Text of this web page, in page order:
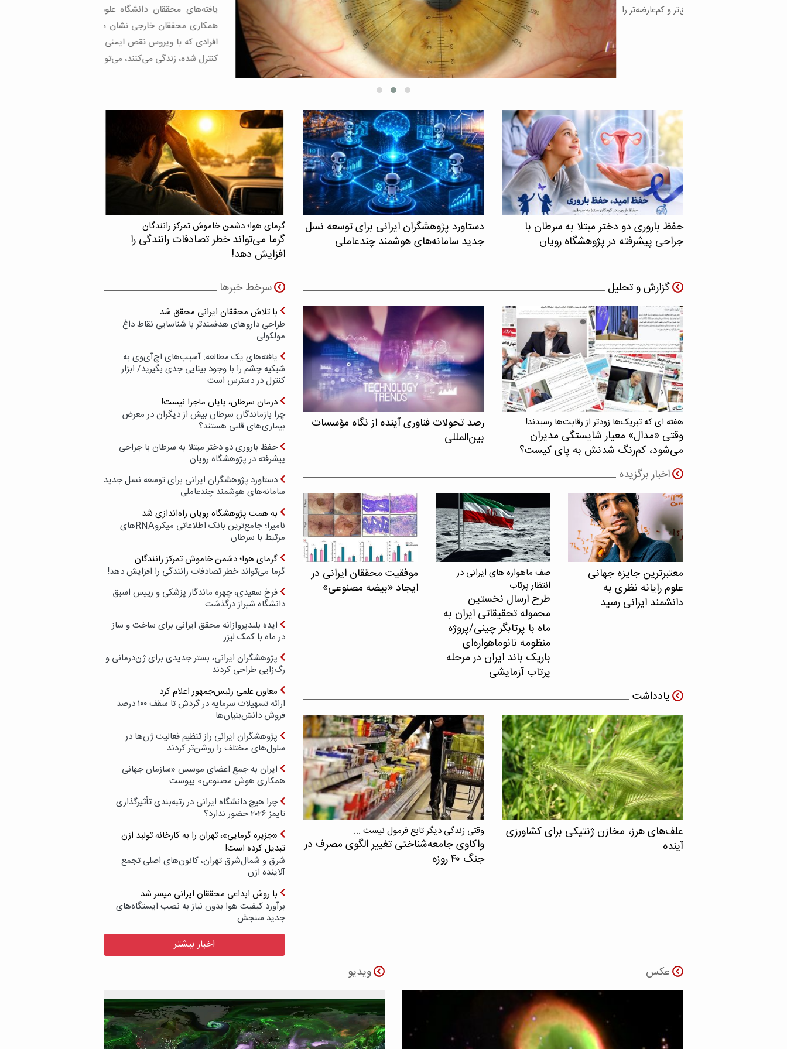
یافته‌های محققان دانشگاه علوم پزشکی تهران با
همکاری محققان خارجی نشان می‌دهد اچ‌آی‌وی در
افرادی که با ویروس نقص ایمنی انسانی یا اچ‌آی‌وی
کنترل شده، زندگی می‌کنند، می‌تواند حتی زمانی […]
حفظ باروری دو دختر مبتلا به سرطان با
جراحی پیشرفته در پژوهشگاه رویان
دستاورد پژوهشگران ایرانی برای توسعه نسل
جدید سامانه‌های هوشمند چندعاملی
گرمای هوا؛ دشمن خاموش تمرکز رانندگان
گرما می‌تواند خطر تصادفات رانندگی را
افزایش دهد!
گزارش و تحلیل
هفته ای که تبریک‌ها زودتر از رقابت‌ها رسیدند!
وقتی «مدال‌» معیار شایستگی مدیران
می‌شود، کم‌رنگ شدنش به پای کیست؟
رصد تحولات فناوری آینده از نگاه مؤسسات
بین‌المللی
اخبار برگزیده
معتبرترین جایزه جهانی
علوم رایانه نظری به
دانشمند ایرانی رسید
صف ماهواره های ایرانی در
انتظار پرتاب
طرح ارسال نخستین
محموله تحقیقاتی ایران به
ماه با پرتابگر چینی/پروژه
منظومه نانوماهواره‌ای
باریک باند ایران در مرحله
پرتاب آزمایشی
موفقیت محققان ایرانی در
ایجاد «بیضه مصنوعی»
یادداشت
علف‌های هرز، مخازن ژنتیکی برای کشاورزی
آینده
وقتی زندگی دیگر تابع فرمول نیست ...
واکاوی جامعه‌شناختی تغییر الگوی مصرف در
جنگ ۴۰ روزه
سرخط خبرها
با تلاش محققان ایرانی محقق شد
طراحی داروهای هدفمندتر با شناسایی نقاط داغ
مولکولی
یافته‌های یک مطالعه: آسیب‌های اچ‌آی‌وی به
شبکیه چشم را با وجود بینایی جدی بگیرید/ ابزار
کنترل در دسترس است
درمان سرطان، پایان ماجرا نیست!
چرا بازماندگان سرطان بیش از دیگران در معرض
بیماری‌های قلبی هستند؟
حفظ باروری دو دختر مبتلا به سرطان با جراحی
پیشرفته در پژوهشگاه رویان
دستاورد پژوهشگران ایرانی برای توسعه نسل جدید
سامانه‌های هوشمند چندعاملی
به همت پژوهشگاه رویان راه‌اندازی شد
نامیرا؛ جامع‌ترین بانک اطلاعاتی میکروRNAهای
مرتبط با سرطان
گرمای هوا؛ دشمن خاموش تمرکز رانندگان
گرما می‌تواند خطر تصادفات رانندگی را افزایش دهد!
فرخ سعیدی، چهره ماندگار پزشکی و رییس اسبق
دانشگاه شیراز درگذشت
ایده بلندپروازانه محقق ایرانی برای ساخت و ساز
در ماه با کمک لیزر
پژوهشگران ایرانی، بستر جدیدی برای ژن‌درمانی و
رگ‌زایی طراحی کردند
معاون علمی رئیس‌جمهور اعلام کرد
ارائه تسهیلات سرمایه در گردش تا سقف ۱۰۰ درصد
فروش دانش‌بنیان‌ها
پژوهشگران ایرانی راز تنظیم فعالیت ژن‌ها در
سلول‌های مختلف را روشن‌تر کردند
ایران به جمع اعضای موسس «سازمان جهانی
همکاری هوش مصنوعی» پیوست
چرا هیچ دانشگاه ایرانی در رتبه‌بندی تأثیرگذاری
تایمز ۲۰۲۶ حضور ندارد؟
«جزیره گرمایی»، تهران را به کارخانه تولید ازن
تبدیل کرده است!
شرق و شمال‌شرق تهران، کانون‌های اصلی تجمع
آلاینده ازن
با روش ابداعی محققان ایرانی میسر شد
برآورد کیفیت هوا بدون نیاز به نصب ایستگاه‌های
جدید سنجش
اخبار بیشتر
عکس ویدیو